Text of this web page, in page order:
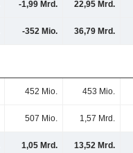
-1,99 Mrd. 22,95 Mrd.
-352 Mio. 36,79 Mrd.
452 Mio. 453 Mio.
507 Mio. 1,57 Mrd.
1,05 Mrd. 13,52 Mrd.